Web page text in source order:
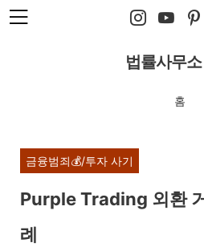
본문 바로가기
법률사무
홈
금융범죄💰/투자 사기
Purple Trading 외환
례